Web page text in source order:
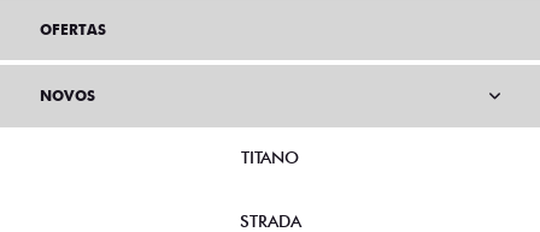
OFERTAS
NOVOS
TITANO
STRADA